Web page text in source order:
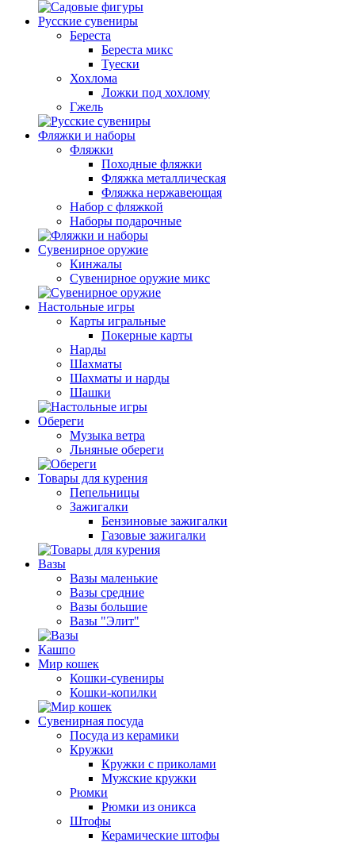
Русские сувениры
Береста
Береста микс
Туески
Хохлома
Ложки под хохлому
Гжель
Фляжки и наборы
Фляжки
Походные фляжки
Фляжка металлическая
Фляжка нержавеющая
Набор с фляжкой
Наборы подарочные
Сувенирное оружие
Кинжалы
Сувенирное оружие микс
Настольные игры
Карты игральные
Покерные карты
Нарды
Шахматы
Шахматы и нарды
Шашки
Обереги
Музыка ветра
Льняные обереги
Товары для курения
Пепельницы
Зажигалки
Бензиновые зажигалки
Газовые зажигалки
Вазы
Вазы маленькие
Вазы средние
Вазы большие
Вазы "Элит"
Кашпо
Мир кошек
Кошки-сувениры
Кошки-копилки
Сувенирная посуда
Посуда из керамики
Кружки
Кружки с приколами
Мужские кружки
Рюмки
Рюмки из оникса
Штофы
Керамические штофы